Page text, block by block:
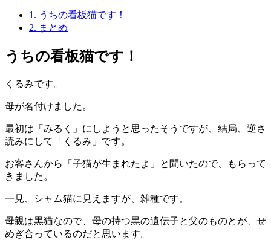
1. うちの看板猫です！
2. まとめ
うちの看板猫です！
くるみです。
母が名付けました。
最初は「みるく」にしようと思ったそうですが、結局、逆さ
読みにして「くるみ」です。
お客さんから「子猫が生まれたよ」と聞いたので、もらって
きました。
一見、シャム猫に見えますが、雑種です。
母親は黒猫なので、母の持つ黒の遺伝子と父のものとが、せ
めぎ合っているのだと思います。